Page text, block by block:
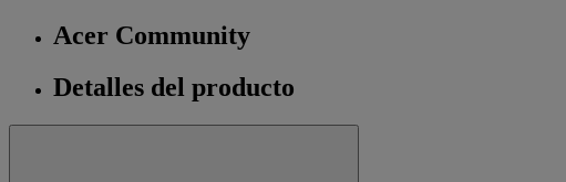
Acer Community
Detalles del producto